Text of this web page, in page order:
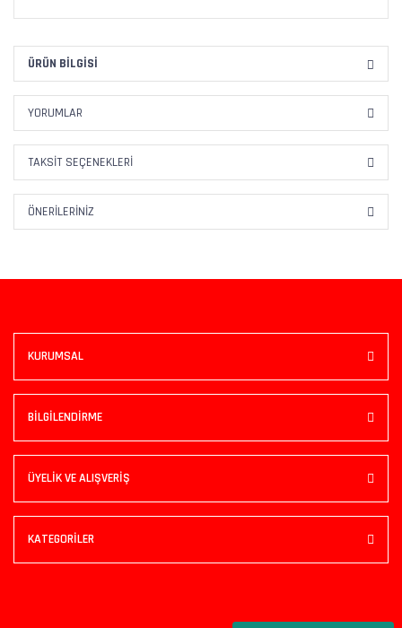
ÜRÜN BILGISI
YORUMLAR
TAKSIT SEÇENEKLERI
ÖNERILERINIZ
KURUMSAL
BİLGİLENDİRME
ÜYELİK VE ALIŞVERİŞ
KATEGORİLER